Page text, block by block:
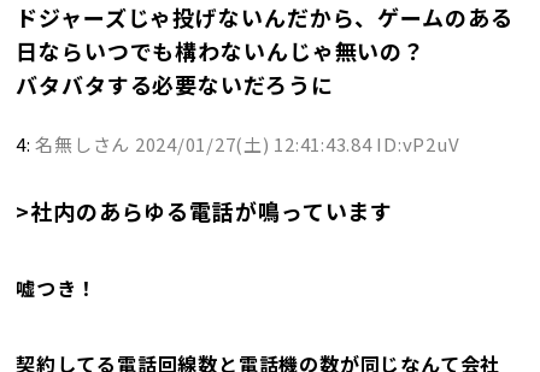
ドジャーズじゃ投げないんだから、ゲームのある
日ならいつでも構わないんじゃ無いの？
バタバタする必要ないだろうに
4:名無しさん 2024/01/27(土) 12:41:43.84 ID:vP2uV
>社内のあらゆる電話が鳴っています
嘘つき！
契約してる電話回線数と電話機の数が同じなんて会社